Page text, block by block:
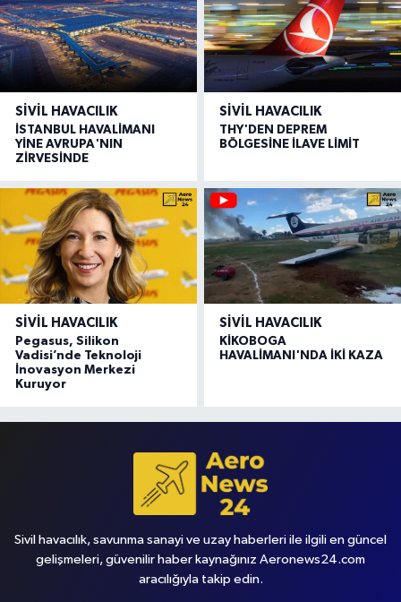
SIVIL HAVACILIK
İSTANBUL HAVALİMANI
YİNE AVRUPA'NIN
ZİRVESİNDE
SIVIL HAVACILIK
THY'DEN DEPREM
BÖLGESİNE İLAVE LİMİT
SIVIL HAVACILIK
Pegasus, Silikon
Vadisi’nde Teknoloji
İnovasyon Merkezi
Kuruyor
SIVIL HAVACILIK
KİKOBOGA
HAVALİMANI'NDA İKİ KAZA
Sivil havacılık, savunma sanayi ve uzay haberleri ile ilgili en güncel
gelişmeleri, güvenilir haber kaynağınız Aeronews24.com
aracılığıyla takip edin.